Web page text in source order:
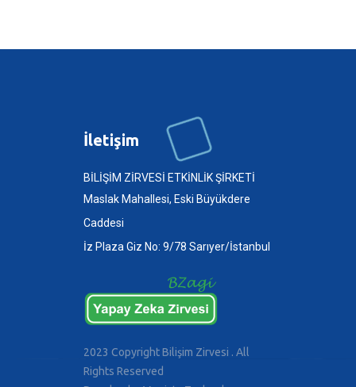
İletişim
BİLİŞİM ZİRVESİ ETKİNLİK ŞİRKETİ
Maslak Mahallesi, Eski Büyükdere
Caddesi
İz Plaza Giz No: 9/78 Sarıyer/İstanbul
2023 Copyright Bilişim Zirvesi . All
Rights Reserved